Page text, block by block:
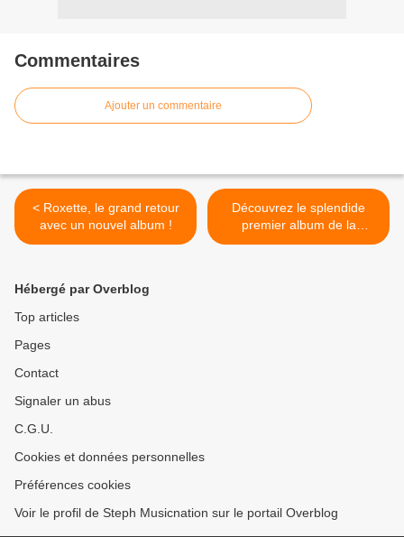
Commentaires
Ajouter un commentaire
< Roxette, le grand retour
avec un nouvel album !
Découvrez le splendide
premier album de la
chanteuse Awa Ly ! >
Hébergé par Overblog
Top articles
Pages
Contact
Signaler un abus
C.G.U.
Cookies et données personnelles
Préférences cookies
Voir le profil de Steph Musicnation sur le portail Overblog